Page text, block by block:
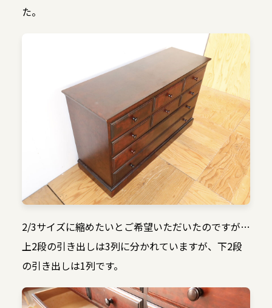
た。
2/3サイズに縮めたいとご希望いただいたのですが…
上2段の引き出しは3列に分かれていますが、下2段
の引き出しは1列です。